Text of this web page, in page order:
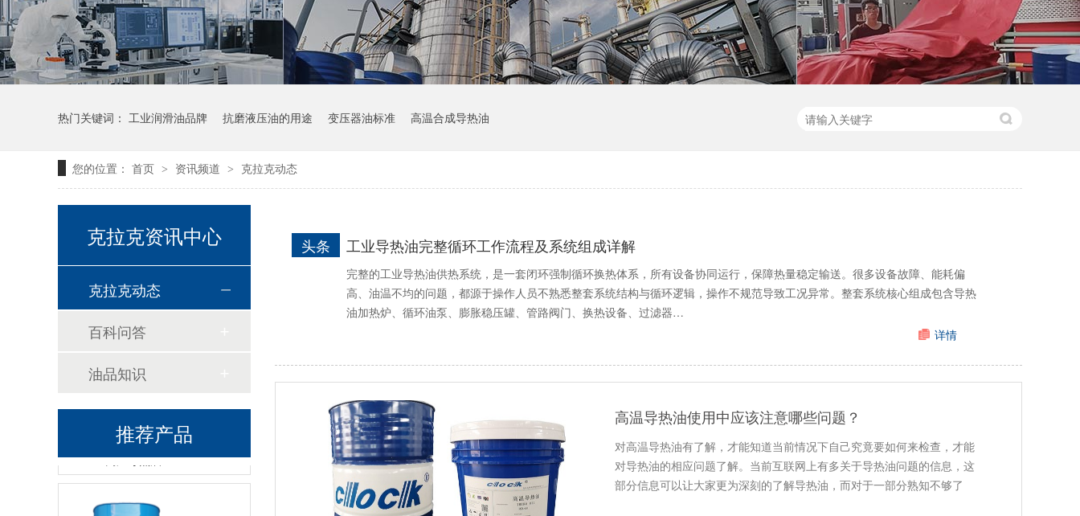
热门关键词： 工业润滑油品牌 抗磨液压油的用途 变压器油标准 高温合成导热油
您的位置： 首页 > 资讯频道 > 克拉克动态
工业导热油完整循环工作流程及系统组成详解
头条
完整的工业导热油供热系统，是一套闭环强制循环换热体系，所有设备协同运行，保障热量稳定输送。很多设备故障、能耗偏
高、油温不均的问题，都源于操作人员不熟悉整套系统结构与循环逻辑，操作不规范导致工况异常。整套系统核心组成包含导热
油加热炉、循环油泵、膨胀稳压罐、管路阀门、换热设备、过滤器…
详情
高温导热油使用中应该注意哪些问题？
对高温导热油有了解，才能知道当前情况下自己究竟要如何来检查，才能
对导热油的相应问题了解。当前互联网上有多关于导热油问题的信息，这
部分信息可以让大家更为深刻的了解导热油，而对于一部分熟知不够了
克拉克资讯中心
克拉克动态
百科问答
油品知识
推荐产品
高温链条油HL350
高温导热油WD-320